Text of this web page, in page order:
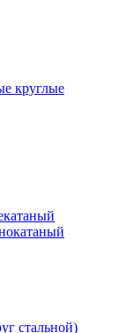
круглые
стальной)